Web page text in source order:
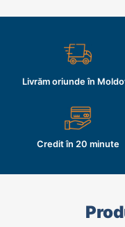
Livrăm oriunde în
Credit în 20 minute